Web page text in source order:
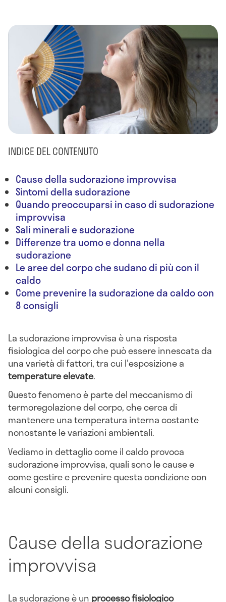
INDICE DEL CONTENUTO
Cause della sudorazione improvvisa
Sintomi della sudorazione
Quando preoccuparsi in caso di sudorazione
improvvisa
Sali minerali e sudorazione
Differenze tra uomo e donna nella
sudorazione
Le aree del corpo che sudano di più con il
caldo
Come prevenire la sudorazione da caldo con
8 consigli
La sudorazione improvvisa è una risposta
fisiologica del corpo che può essere innescata da
una varietà di fattori, tra cui l'esposizione a
temperature elevate.
Questo fenomeno è parte del meccanismo di
termoregolazione del corpo, che cerca di
mantenere una temperatura interna costante
nonostante le variazioni ambientali.
Vediamo in dettaglio come il caldo provoca
sudorazione improvvisa, quali sono le cause e
come gestire e prevenire questa condizione con
alcuni consigli.
Cause della sudorazione
improvvisa
La sudorazione è un processo fisiologico